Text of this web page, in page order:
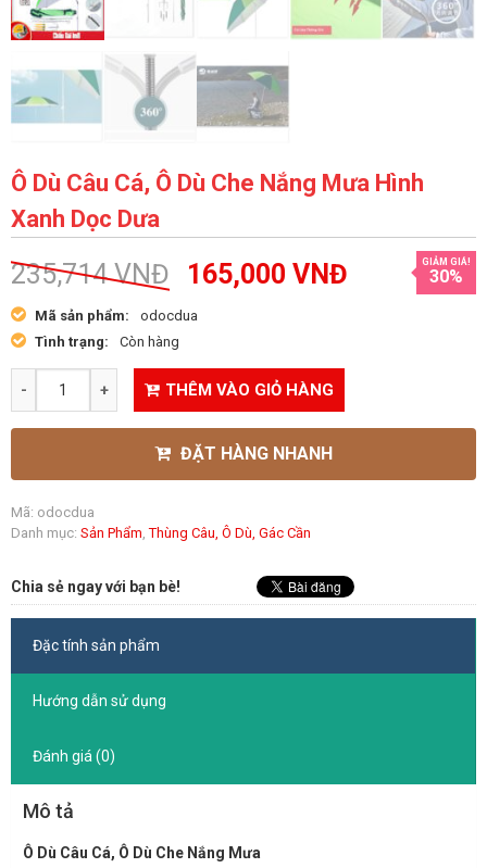
Ô Dù Câu Cá, Ô Dù Che Nắng Mưa Hình
Xanh Dọc Dưa
235,714VNĐ 165,000 VNĐ GIẢM GIÁ!
30%
Mã sản phẩm:
odocdua
Tình trạng:
Còn hàng
THÊM VÀO GIỎ HÀNG
ĐẶT HÀNG NHANH
Mã: odocdua
Danh mục: Sản Phẩm,Thùng Câu, Ô Dù, Gác Cần
Chia sẻ ngay với bạn bè!
Đặc tính sản phẩm
Hướng dẫn sử dụng
Đánh giá (0)
Mô tả
Ô Dù Câu Cá, Ô Dù Che Nắng Mưa